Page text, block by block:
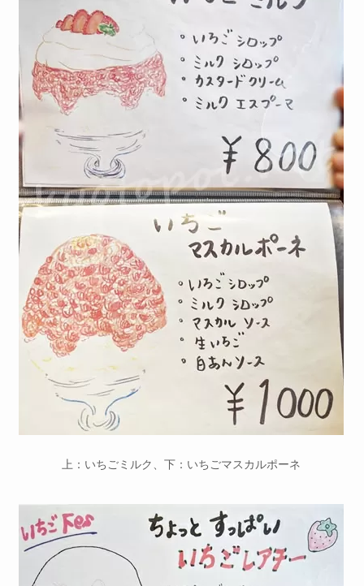
上：いちごミルク、下：いちごマスカルポーネ